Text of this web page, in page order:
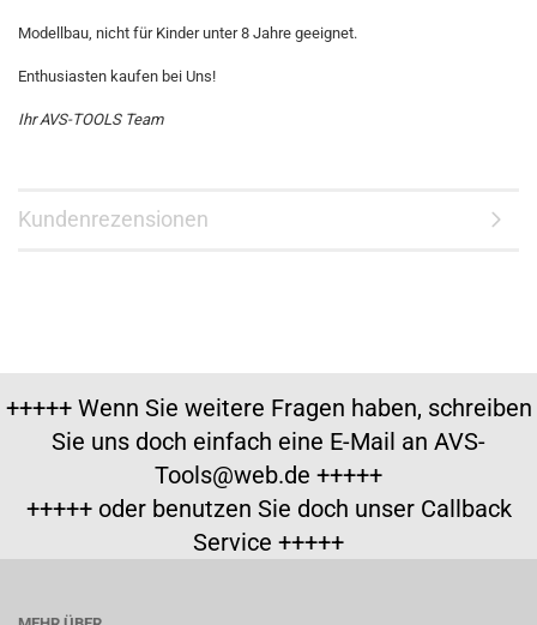
Modellbau, nicht für Kinder unter 8 Jahre geeignet.
Enthusiasten kaufen bei Uns!
Ihr AVS-TOOLS Team
Kundenrezensionen
+++++ Wenn Sie weitere Fragen haben, schreiben
Sie uns doch einfach eine E-Mail an AVS-
Tools@web.de +++++
+++++ oder benutzen Sie doch unser Callback
Service +++++